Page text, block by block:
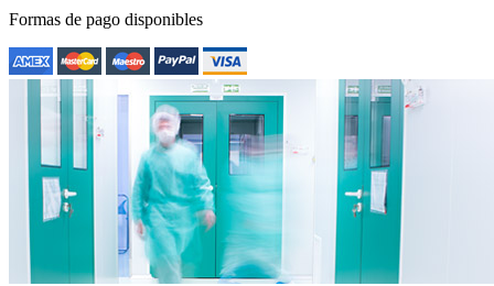
Formas de pago disponibles